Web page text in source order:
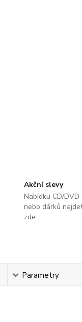
Akční slevy
Nabídku CD/DVD
nebo dárků
zde..
Parametry